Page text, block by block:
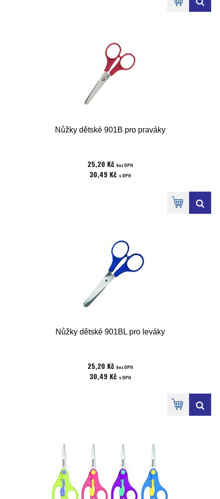
Nůžky dětské 901B pro praváky
25,20 Kč bez DPH
30,49 Kč s DPH
Nůžky dětské 901BL pro leváky
25,20 Kč bez DPH
30,49 Kč s DPH